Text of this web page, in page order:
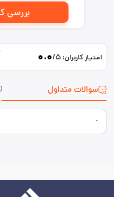
بررسی
سوالات متداول
امتیاز کاربران: ۰.۰/۵
.